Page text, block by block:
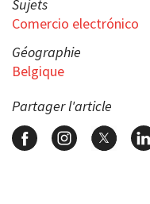
Sujets
Comercio electrónico
Géographie
Belgique
Partager l'article